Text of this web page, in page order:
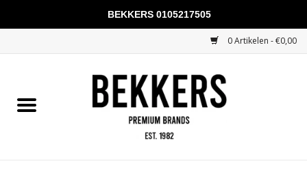
0 Artikelen - €0,00
Mannen
BEKKERS 0105217505